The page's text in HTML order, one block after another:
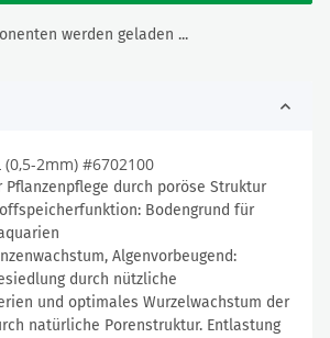
werden geladen ...
(0,5-2mm) #6702100
Pflanzenpflege durch poröse Struktur
Bodengrund für
Algenvorbeugend:
durch nützliche
und optimales Wurzelwachstum der
natürliche Porenstruktur. Entlastung